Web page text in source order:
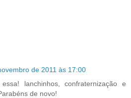
de 2011 às 17:00
lanchinhos, confraternização e
de novo!